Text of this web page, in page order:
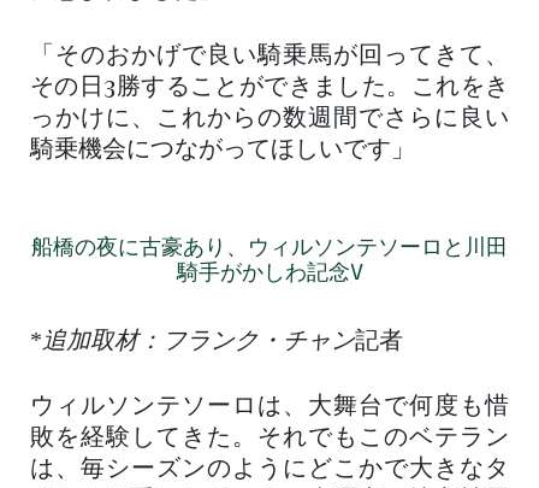
「そのおかげで良い騎乗馬が回ってきて、
その日3勝することができました。これをき
っかけに、これからの数週間でさらに良い
騎乗機会につながってほしいです」
船橋の夜に古豪あり、ウィルソンテソーロと川田
騎手がかしわ記念V
*追加取材：フランク・チャン記者
ウィルソンテソーロは、大舞台で何度も惜
敗を経験してきた。それでもこのベテラン
は、毎シーズンのようにどこかで大きなタ